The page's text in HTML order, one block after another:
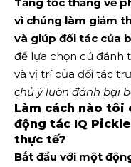
vì chúng làm giảm
và giúp đối tác của
để lựa chọn cú đánh
và vị trí của đối tác
chủ ý luôn đánh bại
Làm cách nào tôi
động tác IQ
thực tế?
Bắt đầu với một